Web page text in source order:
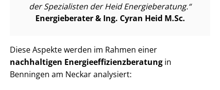
der Spezialisten der Heid Energieberatung.
Energieberater & Ing. Cyran Heid M.Sc.
Diese Aspekte werden im Rahmen einer
nachhaltigen En­er­gie­ef­fi­zi­enz­be­ra­tung in
Benningen am Neckar analysiert: